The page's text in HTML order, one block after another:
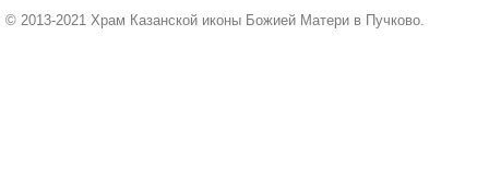
© 2013-2021 Храм Казанской иконы Божией Матери в Пучково.